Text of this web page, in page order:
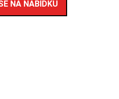
NA NABÍDKU